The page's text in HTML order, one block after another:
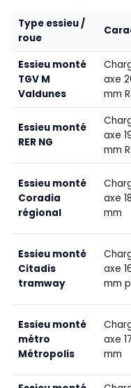
Type essieu /
roue
Essieu monté
TGV M
Valdunes
axe
mm
Essieu monté
RER NG
axe
mm
Essieu monté
Coradia
régional
axe
mm
Essieu monté
Citadis
tramway
axe
mm
Essieu monté
métro
Métropolis
axe
mm